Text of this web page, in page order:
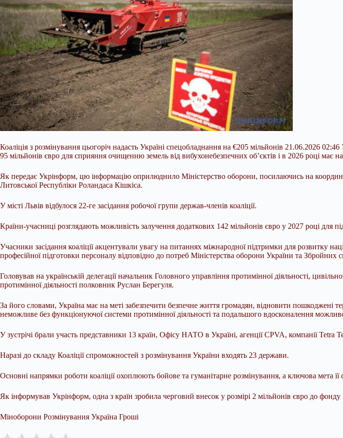
Коаліція з розмінування цьогоріч надасть Україні спецобладнання на €205 мільйонів 21.06.2026
95 мільйонів євро для сприяння очищенню земель від вибухонебезпечних об’єктів і в 2026 році має
Як передає Укрінформ, цю інформацію оприлюднило Міністерство оборони, посилаючись на
Литовської Республіки Роландаса Кішкіса.
У місті Львів відбулося 22-ге засідання робочої групи держав-членів коаліції.
Країни-учасниці розглядають можливість залучення додаткових 142 мільйонів євро у 2027 році для
Учасники засідання коаліції акцентували увагу на питаннях міжнародної підтримки для розвитку
професійної підготовки персоналу відповідно до потреб Міністерства оборони України та Збройних
Головував на українській делегації начальник Головного управління протимінної діяльності,
протимінної діяльності полковник Руслан Берегуля.
За його словами, Україна має на меті забезпечити безпечне життя громадян, відновити пошкоджені
неможливе без функціонуючої системи протимінної діяльності та подальшого вдосконалення
У зустрічі брали участь представники 13 країн, Офісу НАТО в Україні, агенції CPVA, компанії Tetra
Наразі до складу Коаліції спроможностей з розмінування України входять 23 держави.
Основні напрямки роботи коаліції охоплюють бойове та гуманітарне розмінування, а ключова мета
Як інформував Укрінформ, одна з країн зробила черговий внесок у розмірі 2 мільйонів євро до
Міноборони Розмінування Україна Гроші